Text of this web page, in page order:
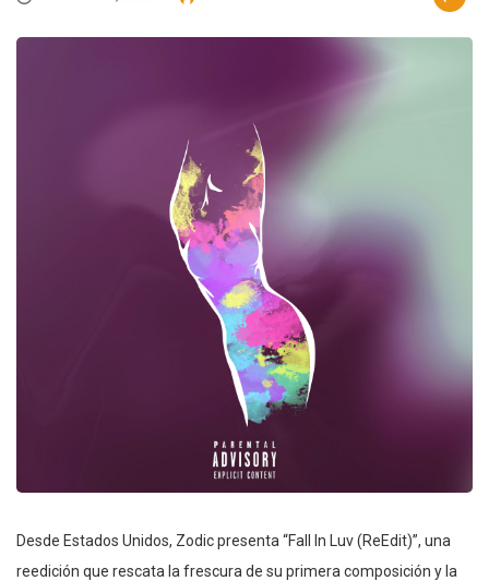
Desde Estados Unidos, Zodic presenta “Fall In Luv (ReEdit)”, una
reedición que rescata la frescura de su primera composición y la